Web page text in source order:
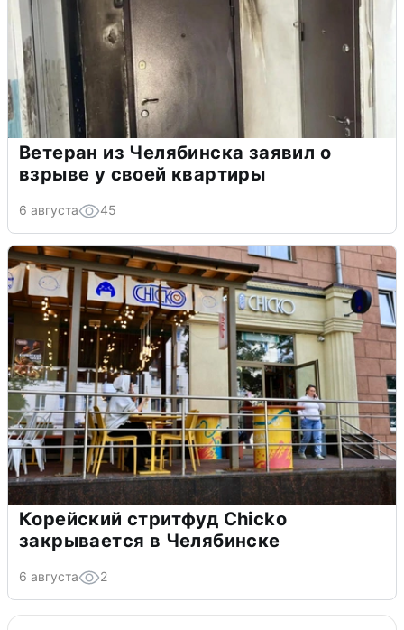
Ветеран из Челябинска заявил о
взрыве у своей квартиры
6 августа 45
Корейский стритфуд Chicko
закрывается в Челябинске
6 августа 2